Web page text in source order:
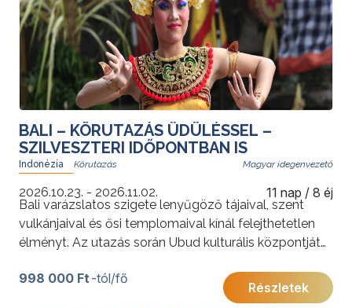
BALI – KÖRUTAZÁS ÜDÜLÉSSEL –
SZILVESZTERI IDŐPONTBAN IS
Indonézia Magyar idegenvezető
2026.10.23. - 2026.11.02. 11 nap / 8 éj
Bali varázslatos szigete lenyűgöző tájaival, szent
vulkánjaival és ősi templomaival kínál felejthetetlen
élményt. Az utazás során Ubud kulturális központjától
balinéz hagyományok és a természet harmóniáját.
Kedvelt körutazásunk szilveszteri időpontban is
998 000 Ft -tól/fő
Részletek